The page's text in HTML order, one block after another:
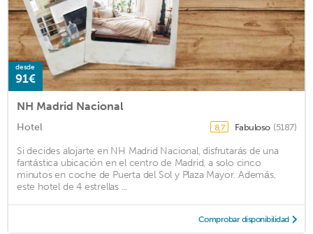
desde
91€
NH Madrid Nacional
Hotel 8,7 Fabuloso (5187)
Si decides alojarte en NH Madrid Nacional, disfrutarás de una
fantástica ubicación en el centro de Madrid, a solo cinco
minutos en coche de Puerta del Sol y Plaza Mayor. Además,
este hotel de 4 estrellas ...
Comprobar disponibilidad